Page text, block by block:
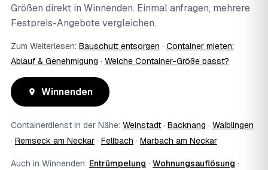
Größen direkt in Winnenden. Einmal anfragen, mehrere
Festpreis-Angebote vergleichen.
Zum Weiterlesen: Bauschutt entsorgen · Container mieten:
Ablauf & Genehmigung · Welche Container-Größe passt?
Winnenden
Containerdienst in der Nähe: Weinstadt · Backnang · Waiblingen
· Remseck am Neckar · Fellbach · Marbach am Neckar
Auch in Winnenden: Entrümpelung · Wohnungsauflösung ·